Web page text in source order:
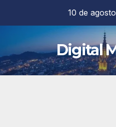
contenido
10 de
Digital